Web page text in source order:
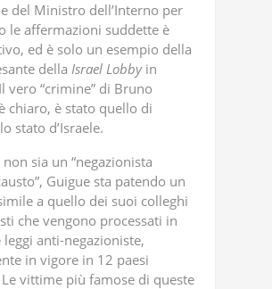
del Ministro dell’Interno per
le affermazioni suddette è
ed è solo un esempio della
della Israel Lobbyin
vero “crimine” di Bruno
chiaro, è stato quello di
stato d’Israele.
non sia un “negazionista
Guigue sta patendo un
a quello dei suoi colleghi
che vengono processati in
leggi anti-negazioniste,
in vigore in 12 paesi
vittime più famose di queste